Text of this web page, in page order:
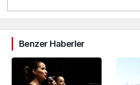
Benzer Haberler